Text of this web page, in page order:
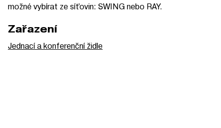
možné vybírat ze síťovin: SWING nebo RAY.
Zařazení
Jednací a konferenční židle